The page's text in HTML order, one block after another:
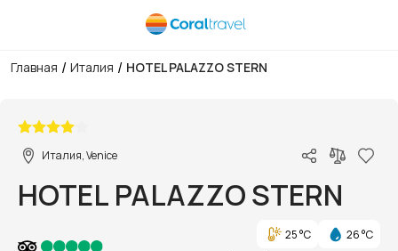
Главная / Италия / HOTEL PALAZZO STERN
Италия, Venice
HOTEL PALAZZO STERN
25 °C
26 °C